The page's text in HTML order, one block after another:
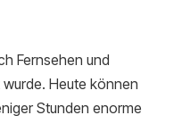
Fernsehen und
Heute können
Stunden enorme